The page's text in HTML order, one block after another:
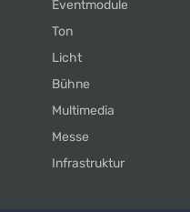
Eventmodule
Ton
Licht
Bühne
Multimedia
Messe
Infrastruktur